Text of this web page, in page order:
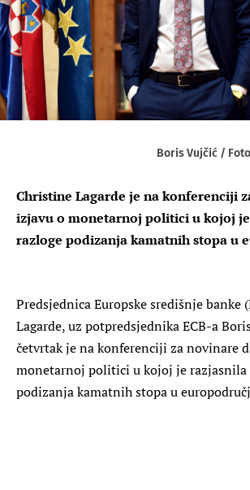
Boris Vujčić /
Christine Lagarde je na konferenciji
izjavu o monetarnoj politici u kojoj
razloge podizanja kamatnih stopa u
Predsjednica Europske središnje banke
Lagarde, uz potpredsjednika ECB-a
četvrtak je na konferenciji za novinare
monetarnoj politici u kojoj je razjasnila
podizanja kamatnih stopa u